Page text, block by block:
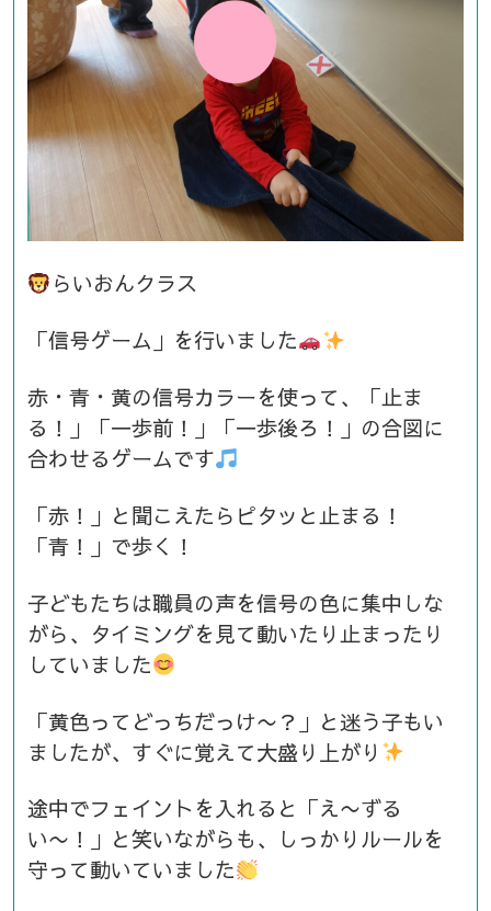
らいおんクラス
「信号ゲーム」を行いました
赤・青・黄の信号カラーを使って、「止ま
る！」「一歩前！」「一歩後ろ！」の合図に
合わせるゲームです
「赤！」と聞こえたらピタッと止まる！
「青！」で歩く！
子どもたちは職員の声を信号の色に集中しな
がら、タイミングを見て動いたり止まったり
していました
「黄色ってどっちだっけ〜？」と迷う子もい
ましたが、すぐに覚えて大盛り上がり
途中でフェイントを入れると「え〜ずる
い〜！」と笑いながらも、しっかりルールを
守って動いていました